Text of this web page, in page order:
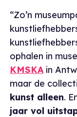
“Zo’n
ophalen in
KMSKAin
maar de
kunst alleen.
jaar vol